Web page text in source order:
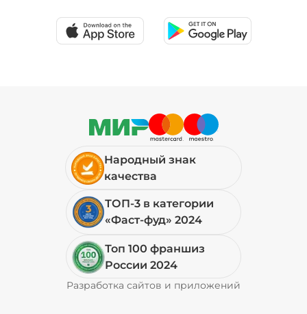
Народный знак
качества
ТОП-3 в категории
«Фаст-фуд» 2024
Топ 100 франшиз
России 2024
Разработка сайтов и приложений
Pyrobyte